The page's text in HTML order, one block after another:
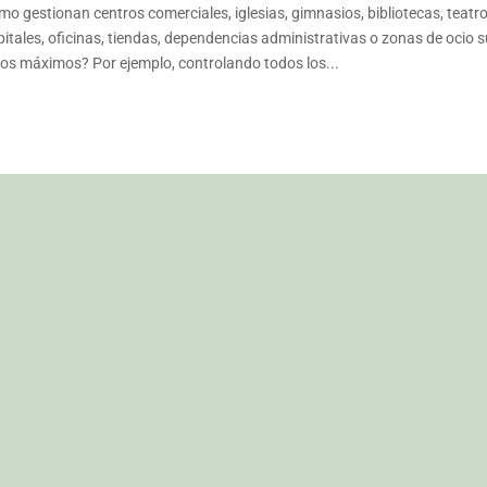
gestionan centros comerciales, iglesias, gimnasios, bibliotecas,
oficinas, tiendas, dependencias administrativas o zonas de ocio
máximos? Por ejemplo, controlando todos los...